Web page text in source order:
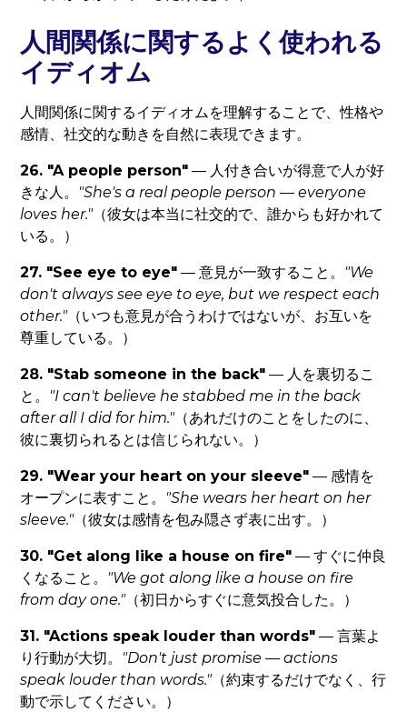
人間関係に関するよく使われる
イディオム
人間関係に関するイディオムを理解することで、性格や
感情、社交的な動きを自然に表現できます。
26. "A people person" — 人付き合いが得意で人が好
きな人。 "She's a real people person — everyone
loves her."（彼女は本当に社交的で、誰からも好かれて
いる。）
27. "See eye to eye" — 意見が一致すること。 "We
don't always see eye to eye, but we respect each
other."（いつも意見が合うわけではないが、お互いを
尊重している。）
28. "Stab someone in the back" — 人を裏切るこ
と。 "I can't believe he stabbed me in the back
after all I did for him."（あれだけのことをしたのに、
彼に裏切られるとは信じられない。）
29. "Wear your heart on your sleeve" — 感情を
オープンに表すこと。 "She wears her heart on her
sleeve."（彼女は感情を包み隠さず表に出す。）
30. "Get along like a house on fire" — すぐに仲良
くなること。 "We got along like a house on fire
from day one."（初日からすぐに意気投合した。）
31. "Actions speak louder than words" — 言葉よ
り行動が大切。 "Don't just promise — actions
speak louder than words."（約束するだけでなく、行
動で示してください。）